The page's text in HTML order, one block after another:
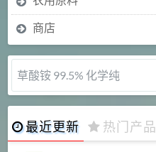
商店
5-甲氧基吲哚 98%
最近更新 热门产品